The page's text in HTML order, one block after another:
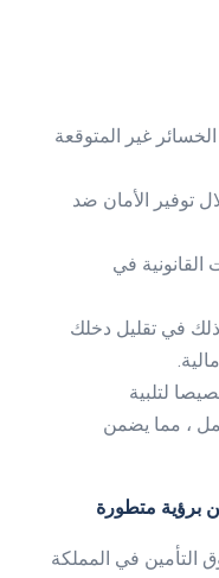
غير المتوقعة
توفير الأمان ضد
القانونية في
في تقليل دخلك
لتلبية
، مما يضمن
برؤية متطورة
في المملكة